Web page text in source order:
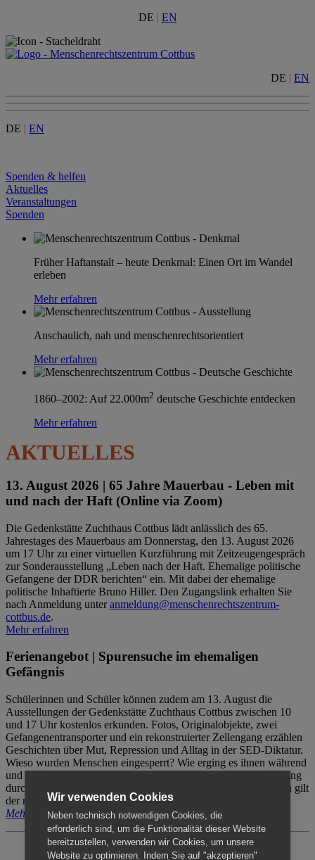
DE | EN
DE | EN
DE | EN
Spenden & helfen
Aktuelles
Veranstaltungen
Spenden
Früher Haftanstalt – heute Denkmal: Einen Ort im Wandel
erleben
Mehr erfahren
Anschaulich, nah und menschenrechtsorientiert
Mehr erfahren
1860–2002: Auf 22.000m2 deutsche Geschichte entdecken
Mehr erfahren
AKTUELLES
13. August 2026 | 65 Jahre Mauerbau - Leben mit
und nach der Haft (Online via Zoom)
Die Gedenkstätte Zuchthaus Cottbus lädt anlässlich des 65.
Jahrestages des Mauerbaus am Donnerstag, den 13. August 2026
um 17 Uhr zu einer virtuellen Kurzführung mit Zeitzeugengespräch
zur Sonderausstellung „Leben nach der Haft. Ehemalige politische
Gefangene der DDR berichten“ ein. Mit dabei der ehemalige
politische Inhaftierte Bruno Hiller. Den Zugangslink erhalten Sie
nach Anmeldung unteranmeldung@menschenrechtszentrum-
cottbus.de.
Mehr erfahren
Ferienangebot | Spurensuche im ehemaligen
Gefängnis
Schülerinnen und Schüler können zudem am 13. August die
Ausstellungen der Gedenkstätte Zuchthaus Cottbus zwischen 10
und 17 Uhr kostenlos erkunden. Fotos, Originalobjekte, zwei
Gefangenentransporter und ein rekonstruierter Zellengang erzählen
Geschichten über Mut, Repression und Alltag in der SED-Diktatur.
Wieso wurden Menschen eingesperrt? Wie erging es ihnen während
und nach der Haft? Der Besuch erfolgt individuell ohne Betreuung
durch das Menschenrechtszentrum Cottbus. Für Begleitpersonen gilt
der reguläre Eintritt (8€ / ermäßigt 5€).
Mehr erfahren
Wir verwenden Cookies
Neben technisch notwendigen Cookies, die
erforderlich sind, um die Funktionalität dieser Website
bereitzustellen, verwenden wir Cookies, um unsere
Website zu optimieren. Indem Sie auf "akzeptieren"